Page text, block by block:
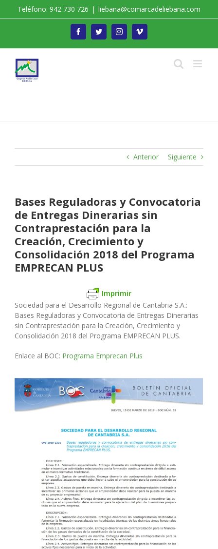
Teléfono: 942 730 726 | liebana@comarcadeliebana.com
FacebookTwitterInstagramVimeo
Anterior Siguiente
Bases Reguladoras y Convocatoria
de Entregas Dinerarias sin
Contraprestación para la
Creación, Crecimiento y
Consolidación 2018 del Programa
EMPRECAN PLUS
Imprimir
Sociedad para el Desarrollo Regional de Cantabria S.A.:
Bases Reguladoras y Convocatoria de Entregas Dinerarias
sin Contraprestación para la Creación, Crecimiento y
Consolidación 2018 del Programa EMPRECAN PLUS.
Enlace al BOC: Programa Emprecan Plus